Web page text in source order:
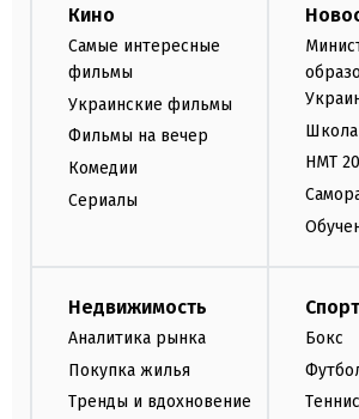
Кино
Самые интересные
фильмы
Украинские фильмы
Фильмы на вечер
Комедии
Сериалы
Школа
НМТ
Недвижимость
Аналитика рынка
Покупка жилья
Тренды и вдохновение
Спорт
Бокс
Теннис